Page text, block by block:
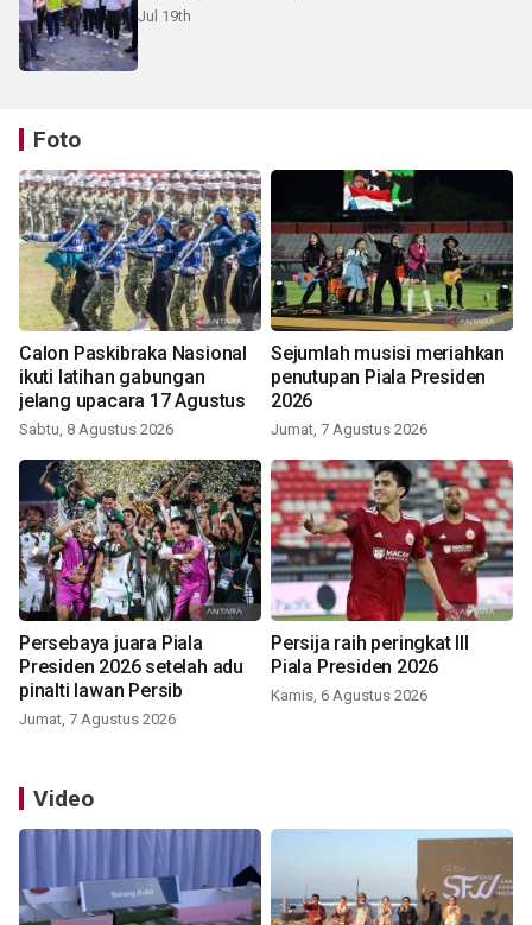
Jul 19th
Foto
Calon Paskibraka Nasional
ikuti latihan gabungan
jelang upacara 17 Agustus
Sabtu, 8 Agustus 2026
Sejumlah musisi meriahkan
penutupan Piala Presiden
2026
Jumat, 7 Agustus 2026
Persebaya juara Piala
Presiden 2026 setelah adu
pinalti lawan Persib
Jumat, 7 Agustus 2026
Persija raih peringkat III
Piala Presiden 2026
Kamis, 6 Agustus 2026
Video